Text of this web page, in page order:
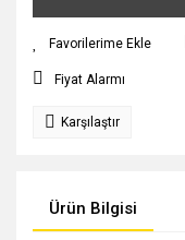
Fiyat Alarmı
Karşılaştır
Ürün Bilgisi